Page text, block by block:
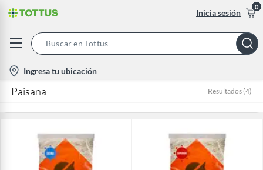
Inicia sesión
0
Bar
location-
icon
Ingresa tu ubicación
Paisana Resultados (4)